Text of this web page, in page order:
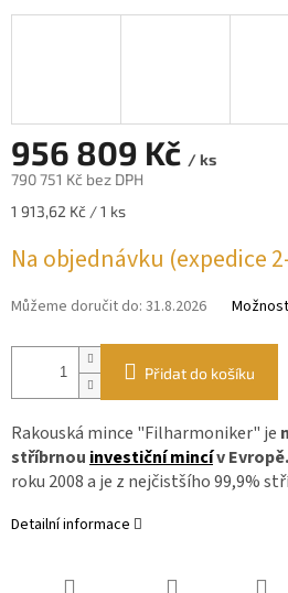
956 809 Kč / ks
790 751 Kč bez DPH
Měrná
1 913,62 Kč / 1 ks
Na objednávku (expedice
Můžeme doručit do: 31.8.2026
Přidat do košíku
Rakouská mince "Filharmoniker" je
stříbrnouinvestiční mincív Evropě.
roku 2008 a je z nejčistšího 99,9%
Detailní informace